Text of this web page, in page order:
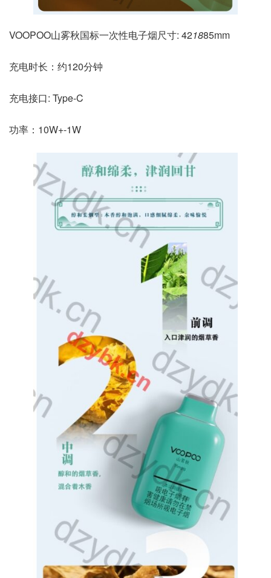
VOOPOO山雾秋国标一次性电子烟尺寸: 421885mm
充电时长：约120分钟
充电接口: Type-C
功率：10W+-1W